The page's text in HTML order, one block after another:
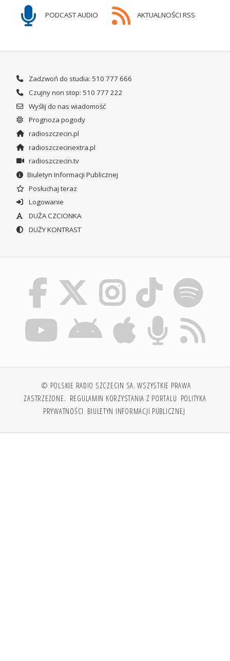
PODCAST AUDIO AKTUALNOŚCI RSS
Zadzwoń do studia: 510 777 666
Czujny non stop: 510 777 222
Wyślij do nas wiadomość
Prognoza pogody
radioszczecin.pl
radioszczecinextra.pl
radioszczecin.tv
Biuletyn Informacji Publicznej
Posłuchaj teraz
Logowanie
DUŻA CZCIONKA
DUŻY KONTRAST
© POLSKIE RADIO SZCZECIN SA. WSZYSTKIE PRAWA
ZASTRZEŻONE. REGULAMIN KORZYSTANIA Z PORTALU POLITYKA
PRYWATNOŚCI BIULETYN INFORMACJI PUBLICZNEJ